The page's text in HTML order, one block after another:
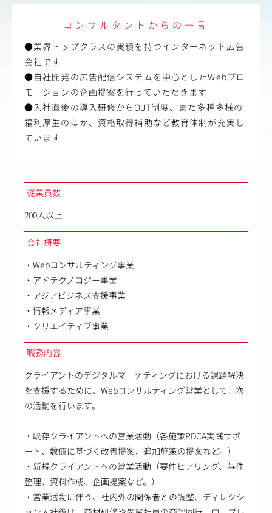
コンサルタントからの一言
●業界トップクラスの実績を持つインターネット広告
会社です
●自社開発の広告配信システムを中心としたWebプロ
モーションの企画提案を行っていただきます
●入社直後の導入研修からOJT制度、また多種多様の
福利厚生のほか、資格取得補助など教育体制が充実し
ています
従業員数
200人以上
会社概要
・Webコンサルティング事業
・アドテクノロジー事業
・アジアビジネス支援事業
・情報メディア事業
・クリエイティブ事業
職務内容
クライアントのデジタルマーケティングにおける課題解決
を支援するために、Webコンサルティング営業として、次
の活動を行います。
・既存クライアントへの営業活動（各施策PDCA実践サポ
ート、数値に基づく改善提案、追加施策の提案など。）
・新規クライアントへの営業活動（要件ヒアリング、与件
整理、資料作成、企画提案など。）
・営業活動に伴う、社内外の関係者との調整、ディレクシ